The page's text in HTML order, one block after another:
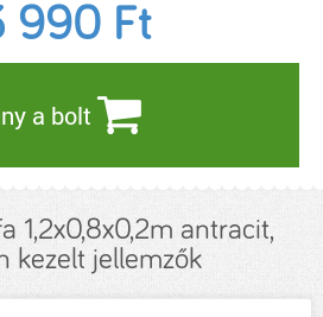
990 Ft
a bolt
1,2x0,8x0,2m antracit,
kezelt jellemzők